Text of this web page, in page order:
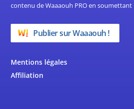
contenu de Waaaouh PRO en soumettant
Publier sur Waaaouh !
Mentions légales
Affiliation